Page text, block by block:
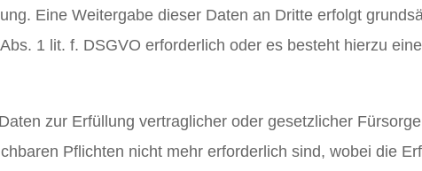
Eine Weitergabe dieser Daten an Dritte erfolgt
1 lit. f. DSGVO erforderlich oder es besteht hierzu
zur Erfüllung vertraglicher oder gesetzlicher
Pflichten nicht mehr erforderlich sind, wobei die